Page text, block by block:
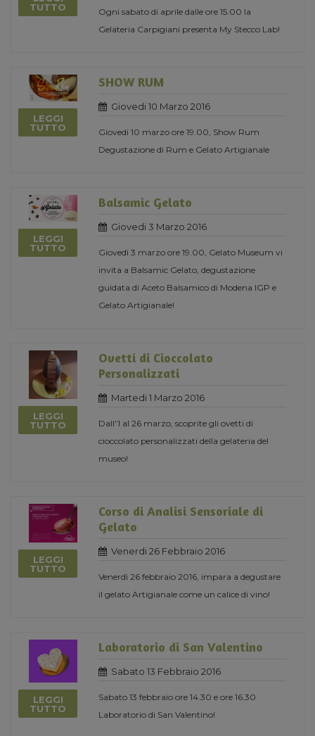
TUTTO
Ogni sabato di aprile dalle ore 15.00 la
Gelateria Carpigiani presenta My Stecco Lab!
LEGGI
TUTTO
SHOW RUM
Giovedi 10 Marzo 2016
Giovedi 10 marzo ore 19.00, Show Rum
Degustazione di Rum e Gelato Artigianale
LEGGI
TUTTO
Balsamic Gelato
Giovedi 3 Marzo 2016
Giovedì 3 marzo ore 19.00, Gelato Museum vi
invita a Balsamic Gelato, degustazione
guidata di Aceto Balsamico di Modena IGP e
Gelato Artigianale!
LEGGI
TUTTO
Ovetti di Cioccolato
Personalizzati
Martedi 1 Marzo 2016
Dall'1 al 26 marzo, scoprite gli ovetti di
cioccolato personalizzati della gelateria del
museo!
LEGGI
TUTTO
Corso di Analisi Sensoriale di
Gelato
Venerdi 26 Febbraio 2016
Venerdì 26 febbraio 2016, impara a degustare
il gelato Artigianale come un calice di vino!
LEGGI
TUTTO
Laboratorio di San Valentino
Sabato 13 Febbraio 2016
Sabato 13 febbraio ore 14.30 e ore 16.30
Laboratorio di San Valentino!